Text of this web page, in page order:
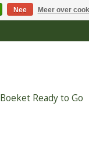
Boeket Ready to Go
Nee Meer over